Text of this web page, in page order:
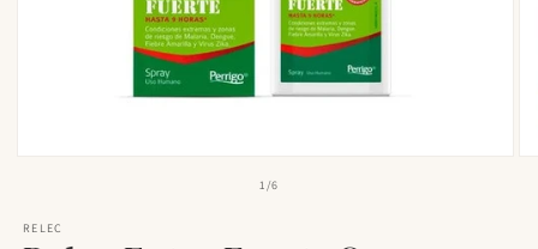
en
1/de
6
RELEC